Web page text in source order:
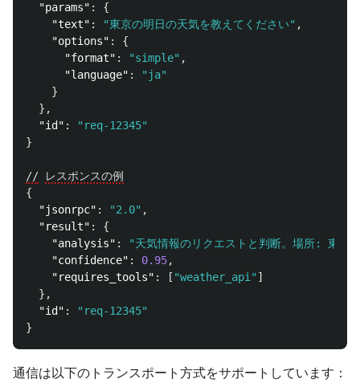
"params" :
{
"text" : "東京の明日の天気を教えてください" ,
"options" :
{
"format" : "simple" ,
"language" :
"ja"
}
},
"id" :
"req-12345"
}
//
レスポンスの例
{
"jsonrpc" : "2.0" ,
"result" :
{
"analysis" :
"天気情報のリクエストと判断。場所: 東京
"confidence" : 0.95,
"requires_tools" : [ "weather_api" ]
},
"id" :
"req-12345"
}
通信は以下のトランスポート方式をサポートしています：